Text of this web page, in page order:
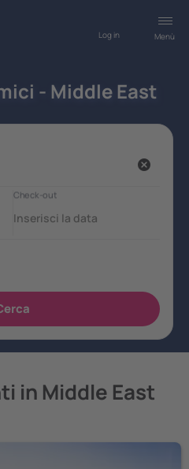
Menù
Log in
- Middle East
in Middle East